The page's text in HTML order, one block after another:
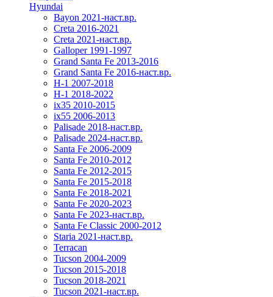
Hyundai
Bayon 2021-наст.вр.
Creta 2016-2021
Creta 2021-наст.вр.
Galloper 1991-1997
Grand Santa Fe 2013-2016
Grand Santa Fe 2016-наст.вр.
H-1 2007-2018
H-1 2018-2022
ix35 2010-2015
ix55 2006-2013
Palisade 2018-наст.вр.
Palisade 2024-наст.вр.
Santa Fe 2006-2009
Santa Fe 2010-2012
Santa Fe 2012-2015
Santa Fe 2015-2018
Santa Fe 2018-2021
Santa Fe 2020-2023
Santa Fe 2023-наст.вр.
Santa Fe Classic 2000-2012
Staria 2021-наст.вр.
Terracan
Tucson 2004-2009
Tucson 2015-2018
Tucson 2018-2021
Tucson 2021-наст.вр.